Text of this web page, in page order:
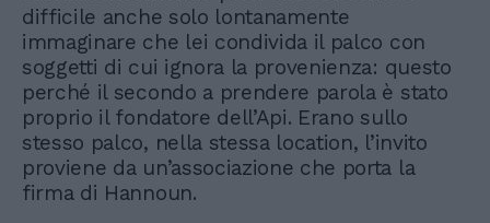
difficile anche solo lontanamente
immaginare che lei condivida il palco con
soggetti di cui ignora la provenienza: questo
perché il secondo a prendere parola è stato
proprio il fondatore dell’Api. Erano sullo
stesso palco, nella stessa location, l’invito
proviene da un’associazione che porta la
firma di Hannoun.